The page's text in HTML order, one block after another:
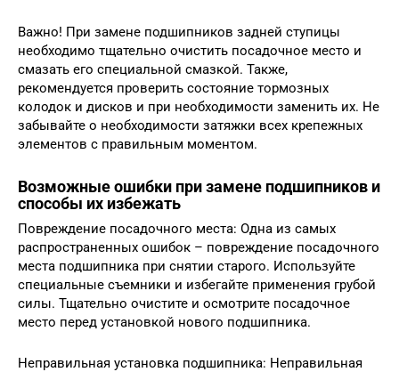
Важно! При замене подшипников задней ступицы
необходимо тщательно очистить посадочное место и
смазать его специальной смазкой. Также,
рекомендуется проверить состояние тормозных
колодок и дисков и при необходимости заменить их. Не
забывайте о необходимости затяжки всех крепежных
элементов с правильным моментом.
Возможные ошибки при замене подшипников и
способы их избежать
Повреждение посадочного места: Одна из самых
распространенных ошибок – повреждение посадочного
места подшипника при снятии старого. Используйте
специальные съемники и избегайте применения грубой
силы. Тщательно очистите и осмотрите посадочное
место перед установкой нового подшипника.
Неправильная установка подшипника: Неправильная